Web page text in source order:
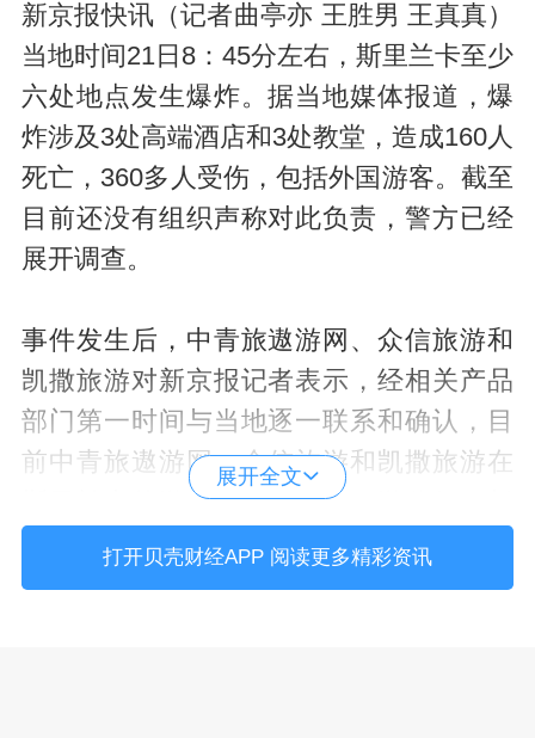
新京报快讯（记者曲亭亦 王胜男 王真真）
当地时间21日8：45分左右，斯里兰卡至少
六处地点发生爆炸。据当地媒体报道，爆
炸涉及3处高端酒店和3处教堂，造成160人
死亡，360多人受伤，包括外国游客。截至
目前还没有组织声称对此负责，警方已经
展开调查。
事件发生后，中青旅遨游网、众信旅游和
凯撒旅游对新京报记者表示，经相关产品
部门第一时间与当地逐一联系和确认，目
前中青旅遨游网、众信旅游和凯撒旅游在
斯里兰卡的游客均全部安全，游览行程暂
未受到影响。
展开全文
打开贝壳财经APP 阅读更多精彩资讯